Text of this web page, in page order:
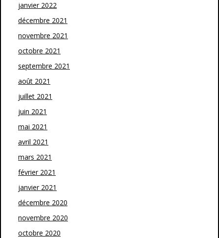
janvier 2022
décembre 2021
novembre 2021
octobre 2021
septembre 2021
août 2021
juillet 2021
juin 2021
mai 2021
avril 2021
mars 2021
février 2021
janvier 2021
décembre 2020
novembre 2020
octobre 2020